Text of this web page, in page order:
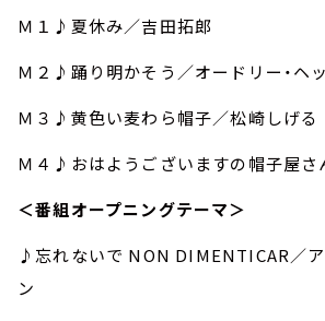
Ｍ１♪夏休み／吉田拓郎
Ｍ２♪踊り明かそう／オードリー・ヘ
Ｍ３♪黄色い麦わら帽子／松崎しげる
Ｍ４♪おはようございますの帽子屋さ
＜番組オープニングテーマ＞
♪忘れないで NON DIMENTICAR／ア
ン